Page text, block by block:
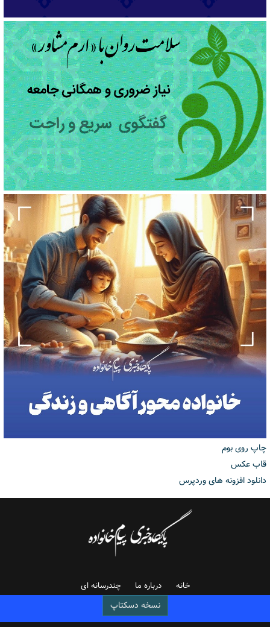
چاپ روی بوم
قاب عکس
دانلود افزونه های وردپرس
خانه درباره ما چندرسانه ای
نسخه دسکتاپ